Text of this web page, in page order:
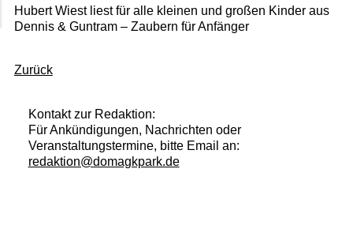
Hubert Wiest liest für alle kleinen und großen Kinder aus
Dennis & Guntram – Zaubern für Anfänger
Zurück
Kontakt zur Redaktion:
Für Ankündigungen, Nachrichten oder
Veranstaltungstermine, bitte Email an:
redaktion@domagkpark.de